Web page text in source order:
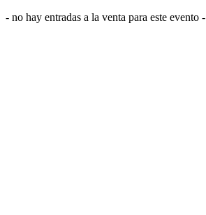
- no hay entradas a la venta para este evento -